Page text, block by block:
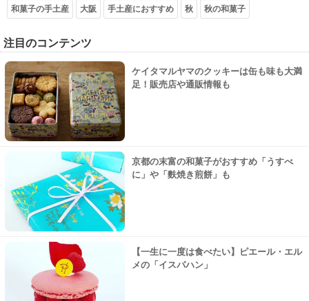
和菓子の手土産 大阪 手土産におすすめ 秋 秋の和菓子
注目のコンテンツ
ケイタマルヤマのクッキーは缶も味も大満
足！販売店や通販情報も
京都の末富の和菓子がおすすめ「うすべ
に」や「麩焼き煎餅」も
【一生に一度は食べたい】ピエール・エル
メの「イスパハン」